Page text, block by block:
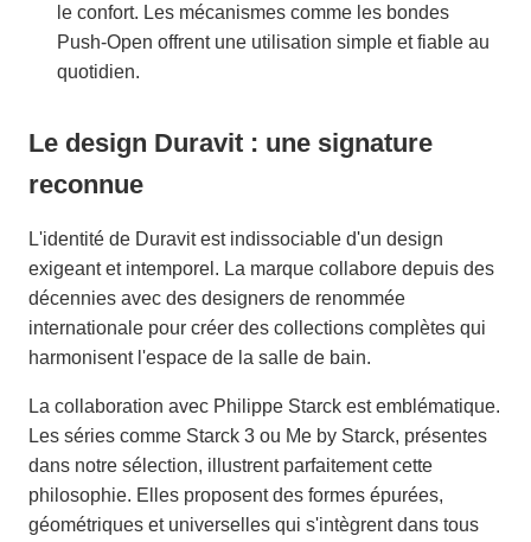
le confort. Les mécanismes comme les bondes
Push-Open offrent une utilisation simple et fiable au
quotidien.
Le design Duravit : une signature
reconnue
L'identité de Duravit est indissociable d'un design
exigeant et intemporel. La marque collabore depuis des
décennies avec des designers de renommée
internationale pour créer des collections complètes qui
harmonisent l'espace de la salle de bain.
La collaboration avec Philippe Starck est emblématique.
Les séries comme Starck 3 ou Me by Starck, présentes
dans notre sélection, illustrent parfaitement cette
philosophie. Elles proposent des formes épurées,
géométriques et universelles qui s'intègrent dans tous